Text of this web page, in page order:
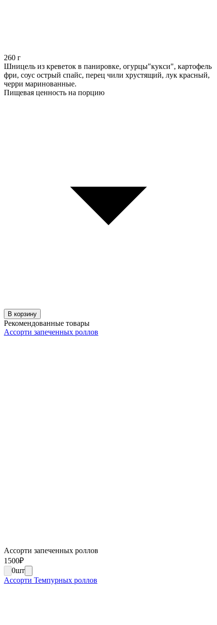
260 г
Шницель из креветок в панировке, огурцы"кукси", картофель
фри, соус острый спайс, перец чили хрустящий, лук красный,
черри маринованные.
Пищевая ценность на порцию
В корзину
Рекомендованные товары
Ассорти запеченных роллов
Ассорти запеченных роллов
1500₽
0шт
Ассорти Темпурных роллов